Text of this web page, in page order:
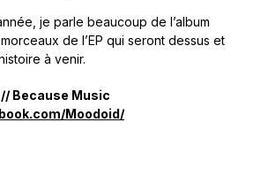
je parle beaucoup de l’album
de l’EP qui seront dessus et
à venir.
Because Music
Moodoid/